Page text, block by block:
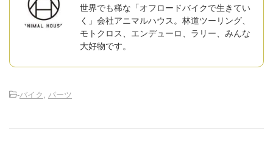
世界でも稀な「オフロードバイクで生きてい
く」会社アニマルハウス。林道ツーリング、
モトクロス、エンデューロ、ラリー、みんな
大好物です。
-バイク, パーツ